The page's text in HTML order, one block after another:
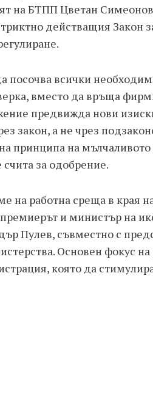
на БТПП Цветан
действащия Закон
посочва всички
вместо да връща
предвижда нови
закон, а не чрез
принципа на мълчаливото
счита за одобрение.
на работна среща в края
и министър на
Пулев, съвместно с
Основен фокус на
която да